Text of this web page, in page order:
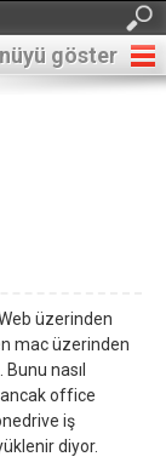
göster
üzerinden
mac üzerinden
nasıl
office
iş
diyor.